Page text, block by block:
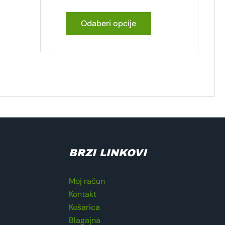
Odaberi opcije
BRZI LINKOVI
Moj račun
Kontakt
Košarica
Blagajna